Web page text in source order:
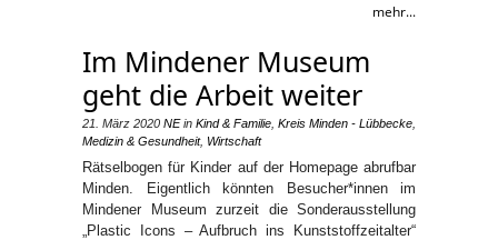
mehr...
Im Mindener Museum
geht die Arbeit weiter
21. März 2020 NEin Kind & Familie Kreis Minden - Lübbecke
Medizin & Gesundheit, Wirtschaft
Rätselbogen für Kinder auf der Homepage abrufbar
Minden. Eigentlich könnten Besucher*innen im
Mindener Museum zurzeit die Sonderausstellung
„Plastic Icons – Aufbruch ins Kunststoffzeitalter“